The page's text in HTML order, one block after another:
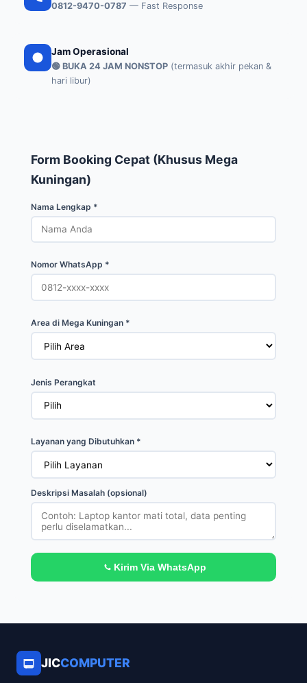
0812-9470-0787 — Fast Response
Jam Operasional
🟢 BUKA 24 JAM NONSTOP (termasuk akhir pekan &
hari libur)
Form Booking Cepat (Khusus Mega
Kuningan)
Nama Lengkap *
Nomor WhatsApp *
Area di Mega Kuningan *
Jenis Perangkat
Layanan yang Dibutuhkan *
Deskripsi Masalah (opsional)
Kirim Via WhatsApp
JICCOMPUTER